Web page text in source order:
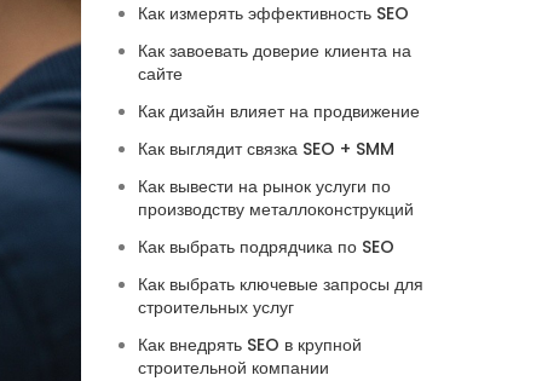
Как измерять эффективность SEO
Как завоевать доверие клиента на
сайте
Как дизайн влияет на продвижение
Как выглядит связка SEO + SMM
Как вывести на рынок услуги по
производству металлоконструкций
Как выбрать подрядчика по SEO
Как выбрать ключевые запросы для
строительных услуг
Как внедрять SEO в крупной
строительной компании